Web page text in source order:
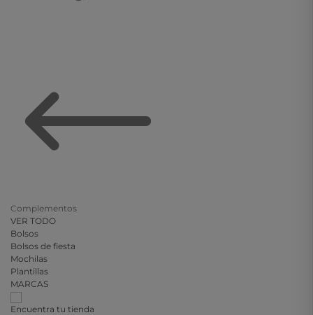
Complementos
VER TODO
Bolsos
Bolsos de fiesta
Mochilas
Plantillas
MARCAS
Encuentra tu tienda